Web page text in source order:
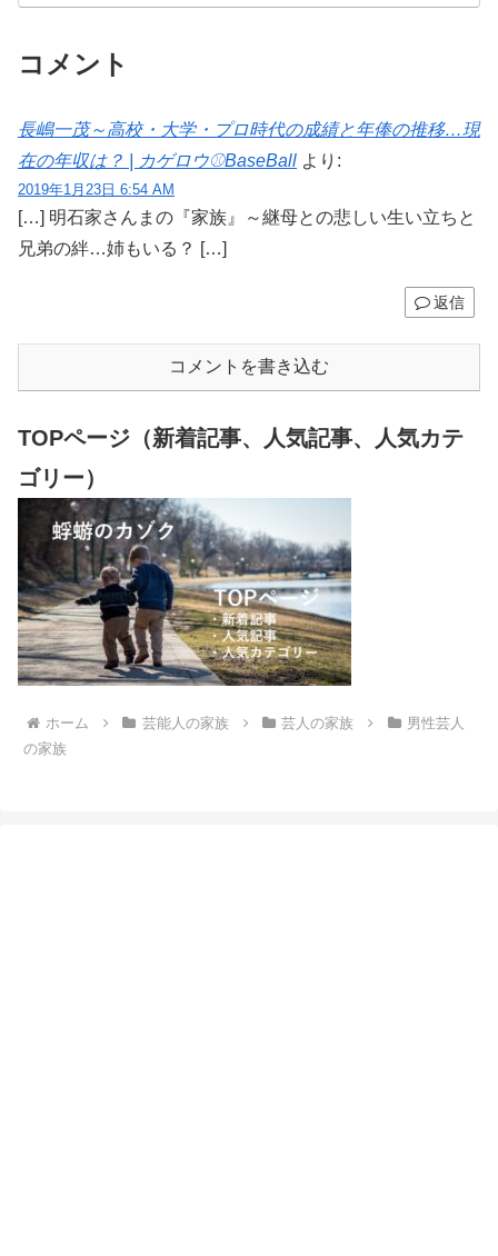
コメント
長嶋一茂～高校・大学・プロ時代の成績と年俸の推移…現
在の年収は？ | カゲロウ⚾️BaseBall より:
2019年1月23日 6:54 AM
[…] 明石家さんまの『家族』～継母との悲しい生い立ちと
兄弟の絆…姉もいる？ […]
返信
コメントを書き込む
TOPページ（新着記事、人気記事、人気カテ
ゴリー）
ホーム 芸能人の家族 芸人の家族
男性芸人
の家族